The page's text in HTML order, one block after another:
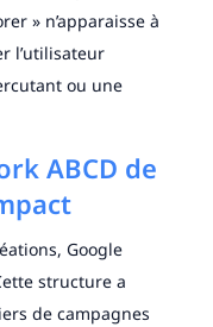
» n’apparaisse à
l’utilisateur
ou une
ABCD de
Google
structure a
de campagnes